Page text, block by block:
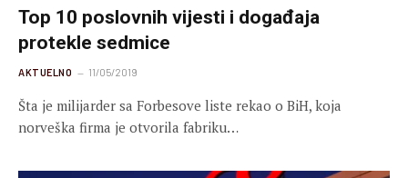
Top 10 poslovnih vijesti i događaja
protekle sedmice
AKTUELNO 11/05/2019
Šta je milijarder sa Forbesove liste rekao o BiH, koja
norveška firma je otvorila fabriku…